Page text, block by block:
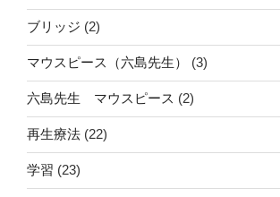
ブリッジ (2)
マウスピース（六島先生） (3)
六島先生 マウスピース (2)
再生療法 (22)
学習 (23)